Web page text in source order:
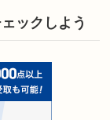
ックしよう